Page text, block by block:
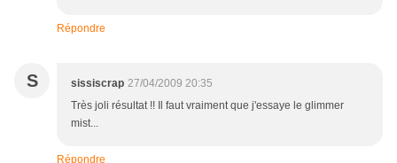
Répondre
S sissiscrap 27/04/2009 20:35
Très joli résultat !! Il faut vraiment que j'essaye le glimmer
mist...
Répondre